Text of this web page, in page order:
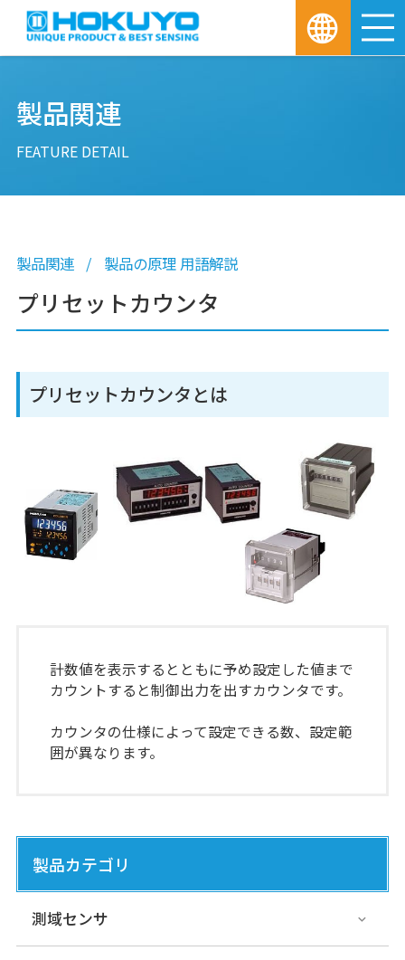
製品関連
FEATURE DETAIL
製品関連 製品の原理 用語解説
プリセットカウンタ
プリセットカウンタとは
計数値を表示するとともに予め設定した値まで
カウントすると制御出力を出すカウンタです。
カウンタの仕様によって設定できる数、設定範
囲が異なります。
製品カテゴリ
測域センサ